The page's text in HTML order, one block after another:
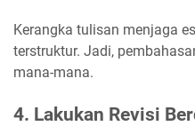
Kerangka tulisan menjaga
terstruktur. Jadi,
mana-mana.
4. Lakukan Revisi